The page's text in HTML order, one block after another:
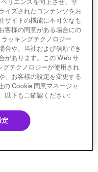
へ
プリファレンス調査
によるオンボーディング
Policy
リエンスを向上させ、サ
イズされたコンテンツをお
サイトの機能に不可欠なも
客様の同意がある場合にの
ッキングテクノロジー
合や、当社および信頼でき
があります。この Web サ
テクノロジーが使用され
、お客様の設定を変更する
の Cookie 同意マネージャ
以下もご確認ください:
定